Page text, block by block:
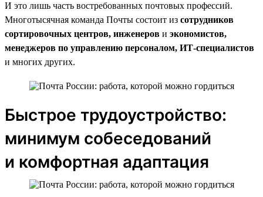
И это лишь часть востребованных почтовых профессий.
Многотысячная команда Почты состоит из сотрудников
сортировочных центров, инженеров и экономистов,
менеджеров по управлению персоналом, ИТ-специалистов
и многих других.
Быстрое трудоустройство:
минимум собеседований
и комфортная адаптация